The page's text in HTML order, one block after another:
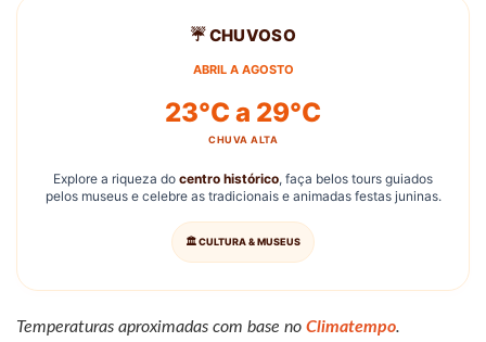
☔ CHUVOSO
ABRIL A AGOSTO
23°C a 29°C
CHUVA ALTA
Explore a riqueza do centro histórico, faça belos tours guiados
pelos museus e celebre as tradicionais e animadas festas juninas.
🏛️ CULTURA & MUSEUS
Temperaturas aproximadas com base no Climatempo.